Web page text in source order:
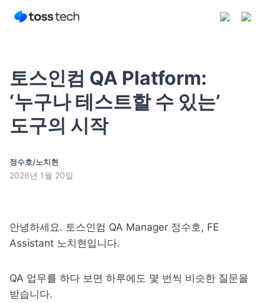
구독하기
토스인컴 QA Platform:
‘누구나 테스트할 수 있는’
도구의 시작
정수호/노치현
2026년 1월 20일
안녕하세요. 토스인컴 QA Manager 정수호, FE
Assistant 노치현입니다.
QA 업무를 하다 보면 하루에도 몇 번씩 비슷한 질문을
받습니다.